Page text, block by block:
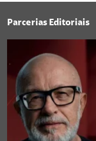
Parcerias Editoriais